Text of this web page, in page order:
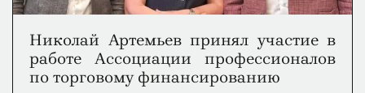
Николай Артемьев принял участие в
работе Ассоциации профессионалов
по торговому финансированию